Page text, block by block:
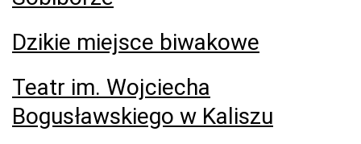
Dzikie miejsce biwakowe
Teatr im. Wojciecha
Bogusławskiego w Kaliszu